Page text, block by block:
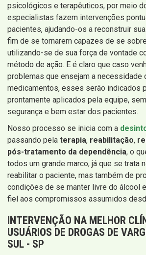
psicológicos e terapêuticos, por meio
especialistas fazem intervenções
pacientes, ajudando-os a reconstruir
fim de se tornarem capazes de se
utilizando-se de sua força de vontade
método de ação. E é claro que caso
problemas que ensejam a necessidade
medicamentos, esses serão indicados
prontamente aplicados pela equipe,
segurança e bem estar dos pacientes.
Nosso processo se inicia com a
passando pela terapia, reabilitação,
pós-tratamento da dependência, o
todos um grande marco, já que se trata
reabilitar o paciente, mas também de
condições de se manter livre do álcool
fiel aos compromissos assumidos
INTERVENÇÃO NA MELHOR
USUÁRIOS DE DROGAS DE
SUL - SP